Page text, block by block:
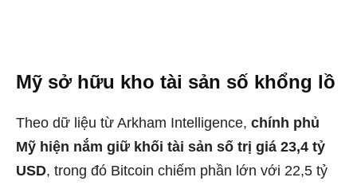
Mỹ sở hữu kho tài sản số khổng lồ
Theo dữ liệu từ Arkham Intelligence, chính phủ
Mỹ hiện nắm giữ khối tài sản số trị giá 23,4 tỷ
USD, trong đó Bitcoin chiếm phần lớn với 22,5 tỷ